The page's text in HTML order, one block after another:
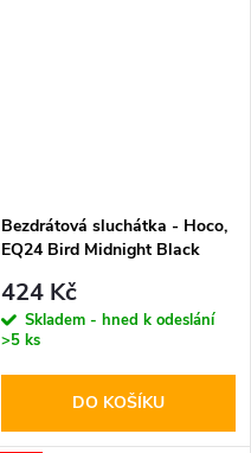
Bezdrátová sluchátka - Hoco,
EQ24 Bird Midnight Black
424 Kč
Skladem - hned k odeslání
>5 ks
DO KOŠÍKU